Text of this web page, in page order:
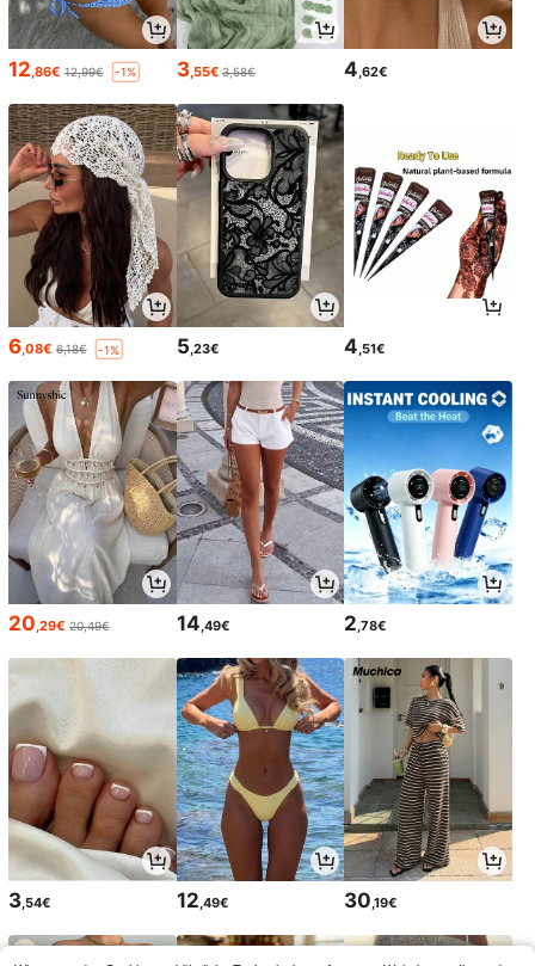
12 ,86€ 12,99€ -1% 3,55€ 3,58€ 4 ,62€
6 ,08€ 6,18€ -1% 5 ,23€ 4 ,51€
20,29€ 20,49€ 14,49€ 2,78€
3,54€ 12,49€ 30,19€